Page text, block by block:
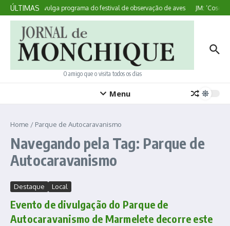
Ir para o conteúdo
ÚLTIMAS
Sagres divulga programa do festival de observação de aves JM:
O amigo que o visita todos os dias
Menu
Home / Parque de Autocaravanismo
Navegando pela Tag: Parque de
Autocaravanismo
Destaque Local
Evento de divulgação do Parque de
Autocaravanismo de Marmelete decorre este